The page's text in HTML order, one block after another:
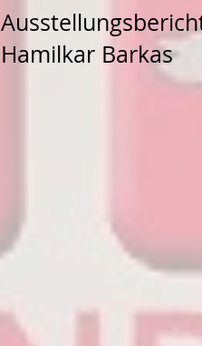
Hamilkar Barkas